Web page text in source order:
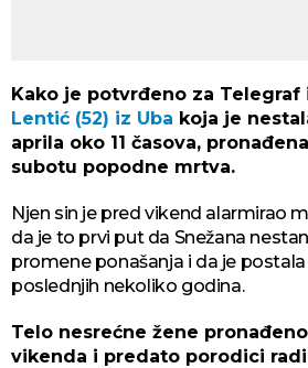
Kako je potvrđeno za Telegraf
Lentić (52) iz Uba koja je
aprila oko 11 časova,
subotu popodne mrtva.
Njen sin je pred vikend alarmirao
da je to prvi put da Snežana
promene ponašanja i da je
poslednjih nekoliko godina.
Telo nesrećne žene
vikenda i predato porodici